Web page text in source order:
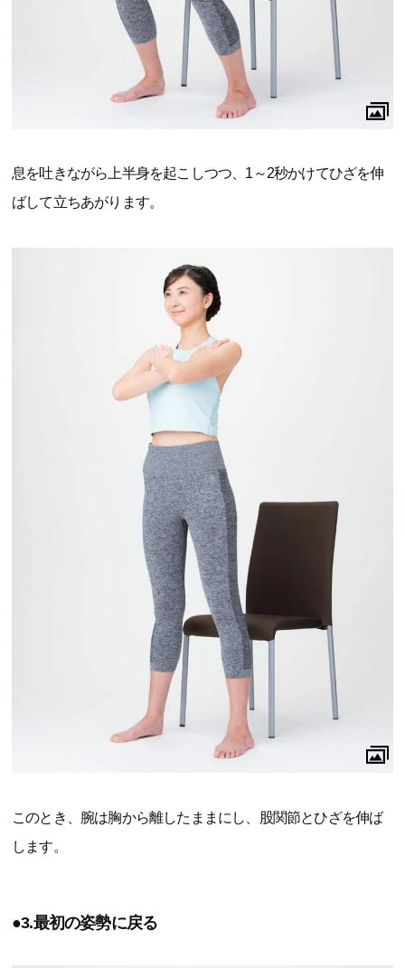
息を吐きながら上半身を起こしつつ、1～2秒かけてひざを伸
ばして立ちあがります。
このとき、腕は胸から離したままにし、股関節とひざを伸ば
します。
●3.最初の姿勢に戻る